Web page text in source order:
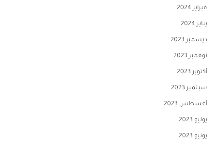
فبراير 2024
يناير 2024
ديسمبر 2023
نوفمبر 2023
أكتوبر 2023
سبتمبر 2023
أغسطس 2023
يوليو 2023
يونيو 2023